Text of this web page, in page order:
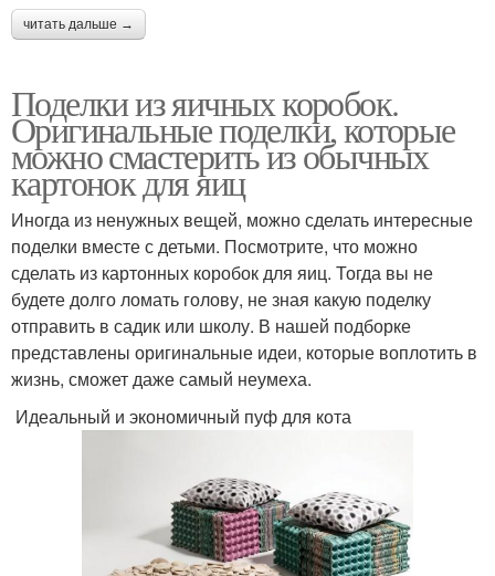
читать дальше →
Поделки из яичных коробок.
Оригинальные поделки, которые
можно смастерить из обычных
картонок для яиц
Иногда из ненужных вещей, можно сделать интересные
поделки вместе с детьми. Посмотрите, что можно
сделать из картонных коробок для яиц. Тогда вы не
будете долго ломать голову, не зная какую поделку
отправить в садик или школу. В нашей подборке
представлены оригинальные идеи, которые воплотить в
жизнь, сможет даже самый неумеха.
Идеальный и экономичный пуф для кота